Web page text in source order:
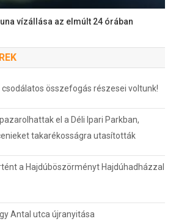
vízállása az elmúlt 24 órában
összefogás részesei voltunk!
el a Déli Ipari Parkban,
takarékosságra utasították
a Hajdúböszörményt Hajdúhadházzal
Antal utca újranyitása